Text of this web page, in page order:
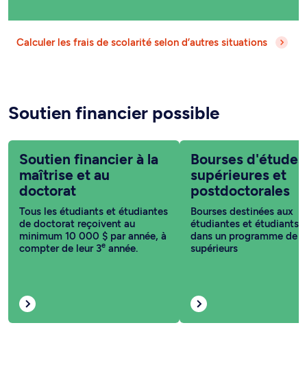
Calculer les frais de scolarité selon d’autres situations
Soutien financier possible
Soutien financier à la
maîtrise et au
doctorat
Tous les étudiants et étudiantes
de doctorat reçoivent au
minimum 10 000 $ par année, à
compter de leur 3e année.
Bourses d'études
supérieures et
postdoctorales
Bourses destinées aux
étudiantes et étudiants
dans un programme de
supérieurs